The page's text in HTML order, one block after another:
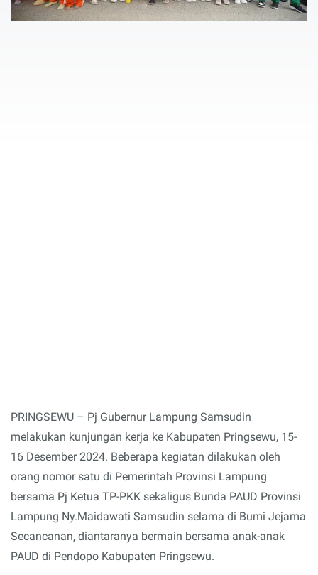
PRINGSEWU – Pj Gubernur Lampung Samsudin
melakukan kunjungan kerja ke Kabupaten Pringsewu, 15-
16 Desember 2024. Beberapa kegiatan dilakukan oleh
orang nomor satu di Pemerintah Provinsi Lampung
bersama Pj Ketua TP-PKK sekaligus Bunda PAUD Provinsi
Lampung Ny.Maidawati Samsudin selama di Bumi Jejama
Secancanan, diantaranya bermain bersama anak-anak
PAUD di Pendopo Kabupaten Pringsewu.